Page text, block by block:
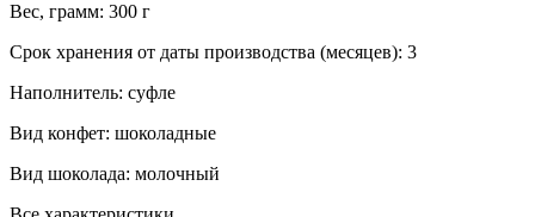
Вес, грамм: 300 г
Срок хранения от даты производства (месяцев): 3
Наполнитель: суфле
Вид конфет: шоколадные
Вид шоколада: молочный